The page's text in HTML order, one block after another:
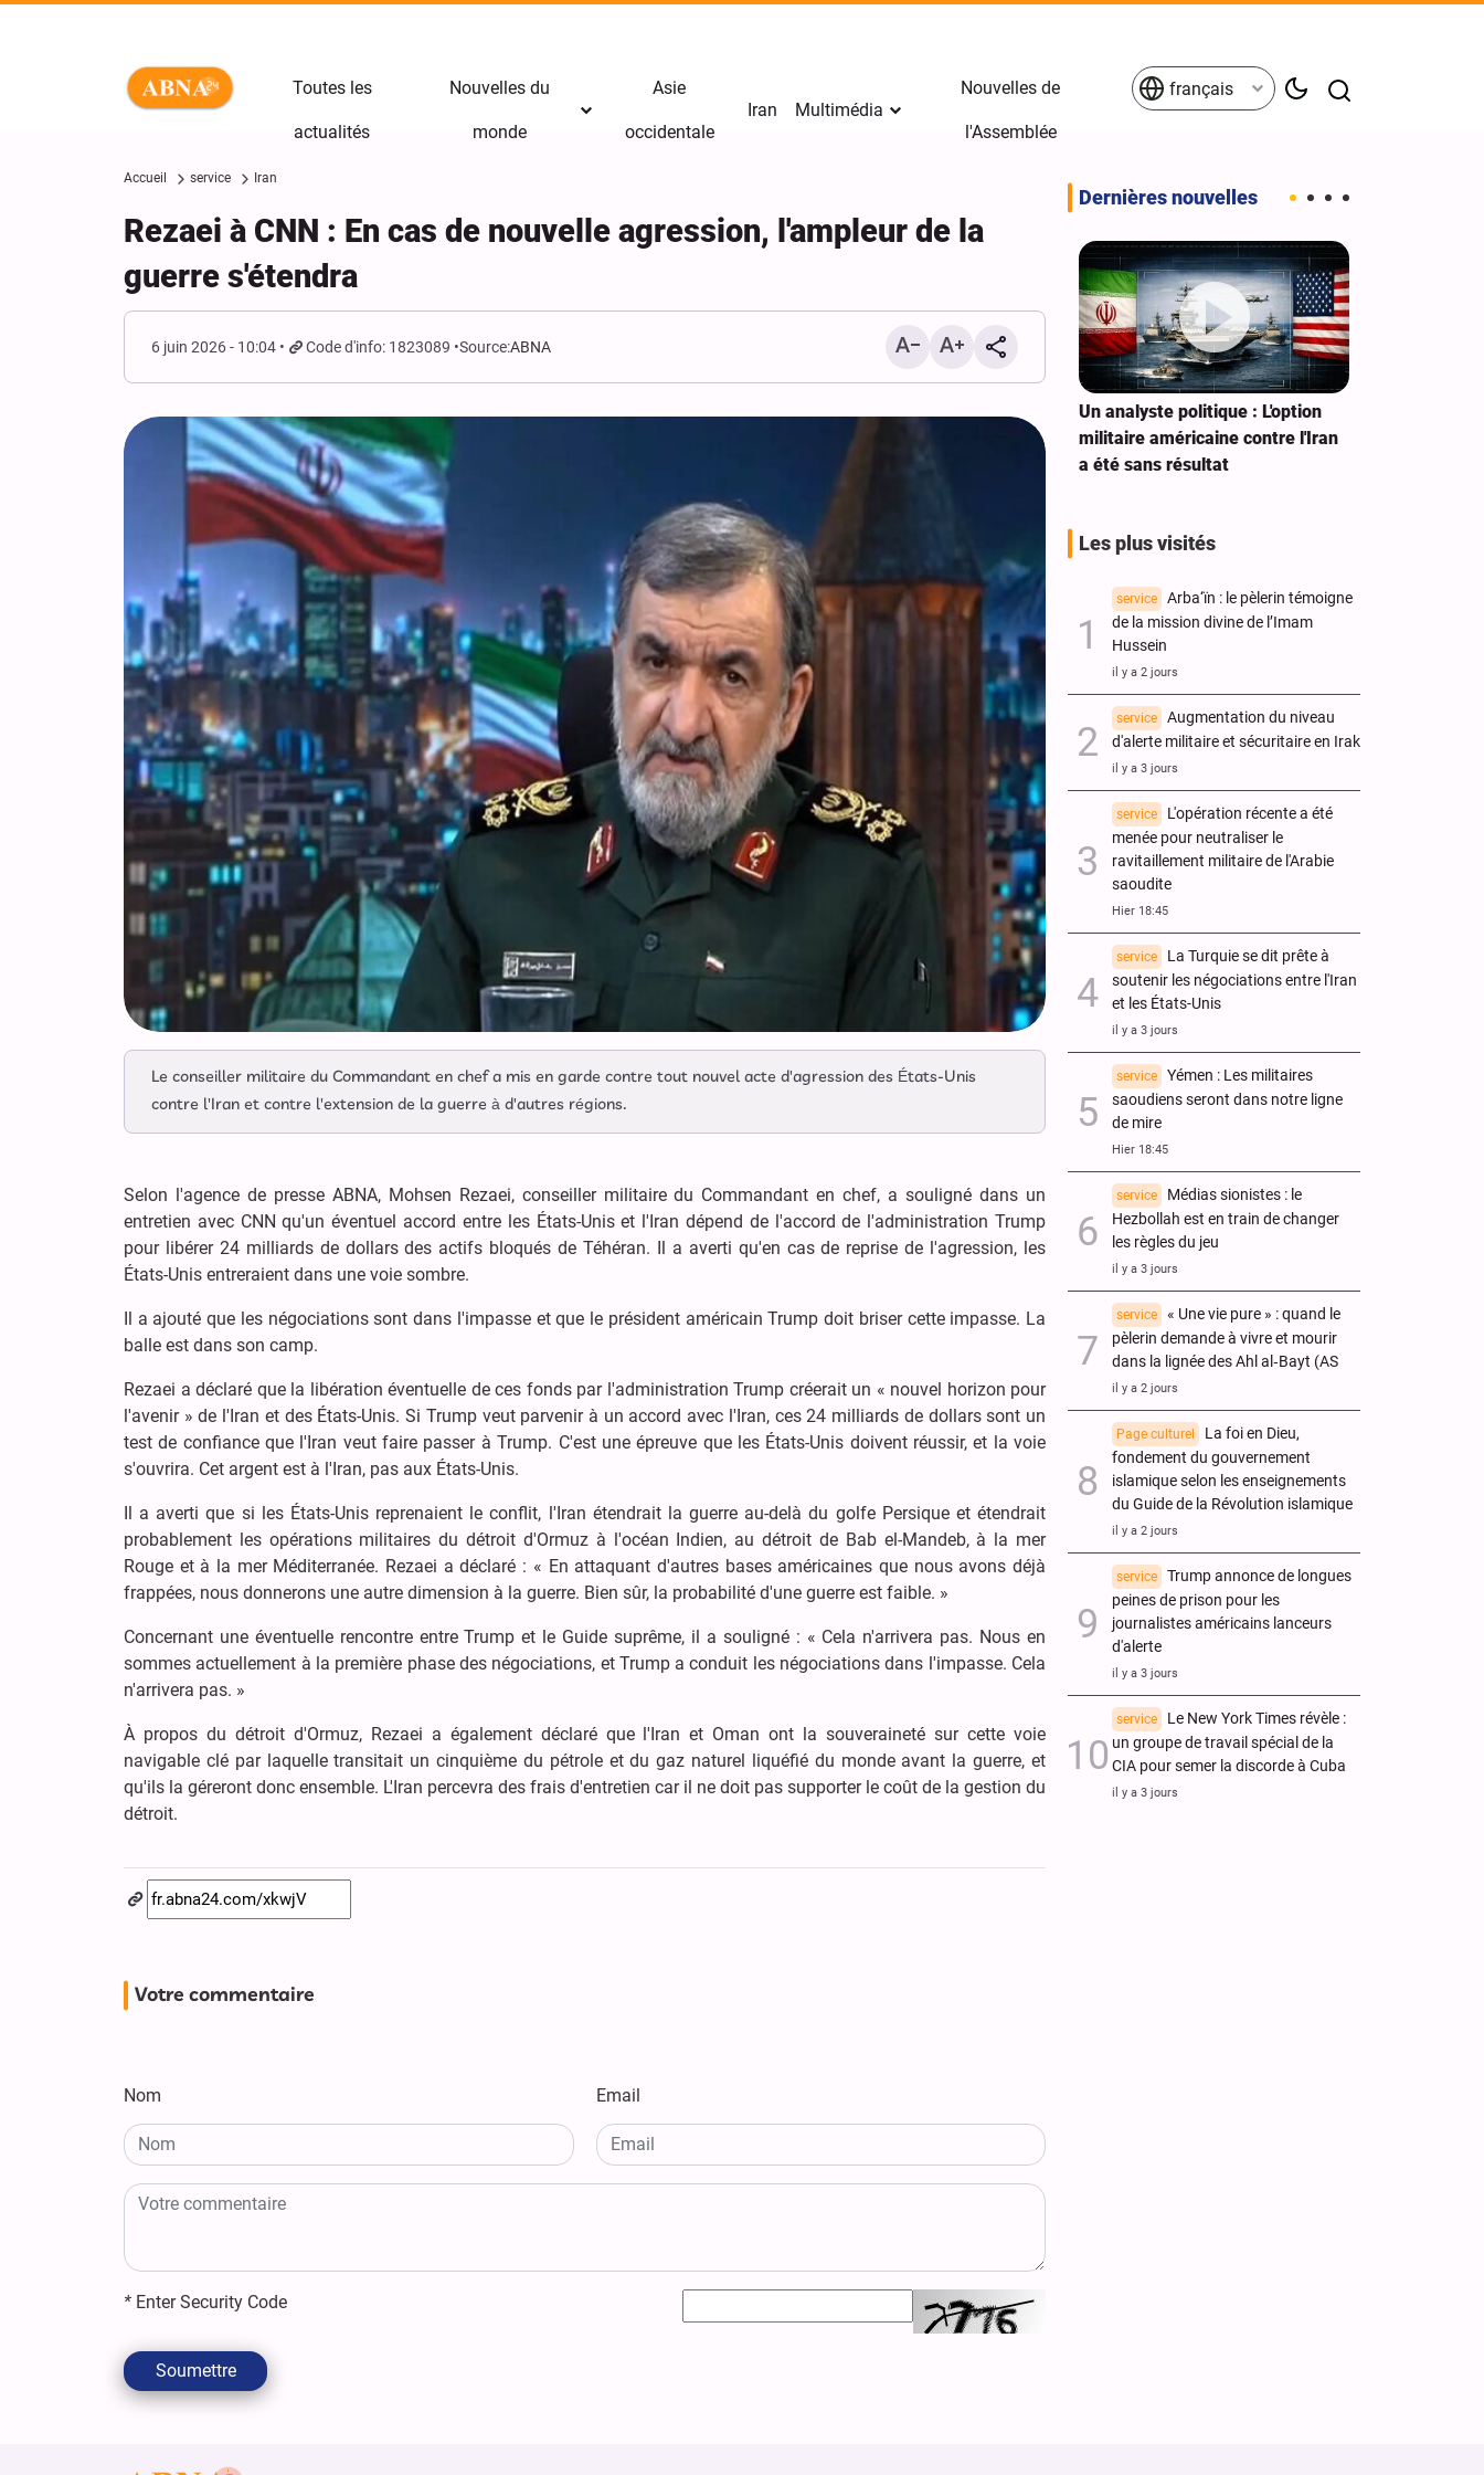
Toutes les
actualités
Nouvelles du
monde
Asie
occidentale
Iran Multimédia
Nouvelles de
l'Assemblée
français
Accueil service Iran
Rezaei à CNN : En cas de nouvelle agression, l'ampleur de la
guerre s'étendra
6 juin 2026 - 10:04 Code d'info: 1823089 Source:ABNA
Le conseiller militaire du Commandant en chef a mis en garde contre tout nouvel acte d'agression des États-Unis
contre l'Iran et contre l'extension de la guerre à d'autres régions.
Selon l'agence de presse ABNA, Mohsen Rezaei, conseiller militaire du Commandant en chef, a souligné dans un
entretien avec CNN qu'un éventuel accord entre les États-Unis et l'Iran dépend de l'accord de l'administration Trump
pour libérer 24 milliards de dollars des actifs bloqués de Téhéran. Il a averti qu'en cas de reprise de l'agression, les
États-Unis entreraient dans une voie sombre.
Il a ajouté que les négociations sont dans l'impasse et que le président américain Trump doit briser cette impasse. La
balle est dans son camp.
Rezaei a déclaré que la libération éventuelle de ces fonds par l'administration Trump créerait un « nouvel horizon pour
l'avenir » de l'Iran et des États-Unis. Si Trump veut parvenir à un accord avec l'Iran, ces 24 milliards de dollars sont un
test de confiance que l'Iran veut faire passer à Trump. C'est une épreuve que les États-Unis doivent réussir, et la voie
s'ouvrira. Cet argent est à l'Iran, pas aux États-Unis.
Il a averti que si les États-Unis reprenaient le conflit, l'Iran étendrait la guerre au-delà du golfe Persique et étendrait
probablement les opérations militaires du détroit d'Ormuz à l'océan Indien, au détroit de Bab el-Mandeb, à la mer
Rouge et à la mer Méditerranée. Rezaei a déclaré : « En attaquant d'autres bases américaines que nous avons déjà
frappées, nous donnerons une autre dimension à la guerre. Bien sûr, la probabilité d'une guerre est faible. »
Concernant une éventuelle rencontre entre Trump et le Guide suprême, il a souligné : « Cela n'arrivera pas. Nous en
sommes actuellement à la première phase des négociations, et Trump a conduit les négociations dans l'impasse. Cela
n'arrivera pas. »
À propos du détroit d'Ormuz, Rezaei a également déclaré que l'Iran et Oman ont la souveraineté sur cette voie
navigable clé par laquelle transitait un cinquième du pétrole et du gaz naturel liquéfié du monde avant la guerre, et
qu'ils la géreront donc ensemble. L'Iran percevra des frais d'entretien car il ne doit pas supporter le coût de la gestion du
détroit.
Votre commentaire
Nom Email
* Enter Security Code
Soumettre
Dernières nouvelles
Yémen : Les militaires saoudiens
seront dans notre ligne de mire
Un analyste politique : L'option
militaire américaine contre l'Iran
a été sans résultat
Les plus visités
service
Arba‘ïn : le pèlerin témoigne
de la mission divine de l’Imam
Hussein
il y a 2 jours
service
Augmentation du niveau
d'alerte militaire et sécuritaire en Irak
il y a 3 jours
service
L'opération récente a été
menée pour neutraliser le
ravitaillement militaire de l'Arabie
saoudite
Hier 18:45
service
La Turquie se dit prête à
soutenir les négociations entre l'Iran
et les États-Unis
il y a 3 jours
service
Yémen : Les militaires
saoudiens seront dans notre ligne
de mire
Hier 18:45
service
Médias sionistes : le
Hezbollah est en train de changer
les règles du jeu
il y a 3 jours
service
« Une vie pure » : quand le
pèlerin demande à vivre et mourir
dans la lignée des Ahl al‑Bayt (AS
il y a 2 jours
Page culturel
La foi en Dieu,
fondement du gouvernement
islamique selon les enseignements
du Guide de la Révolution islamique
il y a 2 jours
service
Trump annonce de longues
peines de prison pour les
journalistes américains lanceurs
d'alerte
il y a 3 jours
service
Le New York Times révèle :
un groupe de travail spécial de la
CIA pour semer la discorde à Cuba
il y a 3 jours